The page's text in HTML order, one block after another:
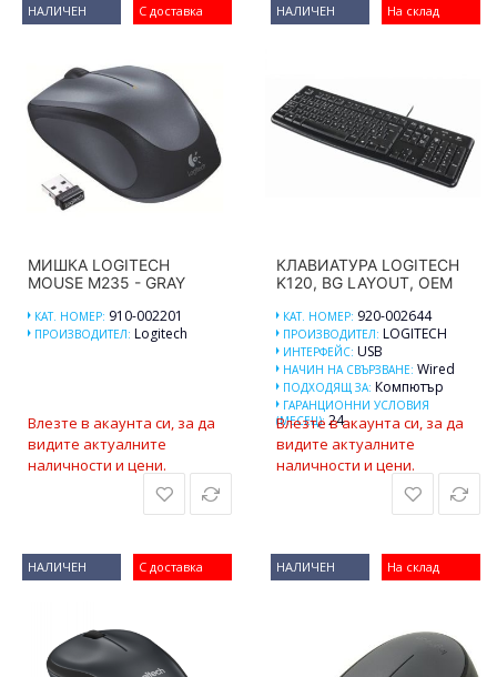
С доставка
НАЛИЧЕН
МИШКА LOGITECH
MOUSE M235 - GRAY
КАТ. НОМЕР: 910-002201
ПРОИЗВОДИТЕЛ: Logitech
Влезте в акаунта си, за да
видите актуалните
наличности и цени.
На склад
НАЛИЧЕН
КЛАВИАТУРА LOGITECH
K120, BG LAYOUT, OEM
КАТ. НОМЕР: 920-002644
ПРОИЗВОДИТЕЛ: LOGITECH
ИНТЕРФЕЙС: USB
НАЧИН НА СВЪРЗВАНЕ: Wired
ПОДХОДЯЩ ЗА: Компютър
ГАРАНЦИОННИ УСЛОВИЯ
(МЕСЕЦ): 24
Влезте в акаунта си, за да
видите актуалните
наличности и цени.
С доставка
НАЛИЧЕН На склад
НАЛИЧЕН